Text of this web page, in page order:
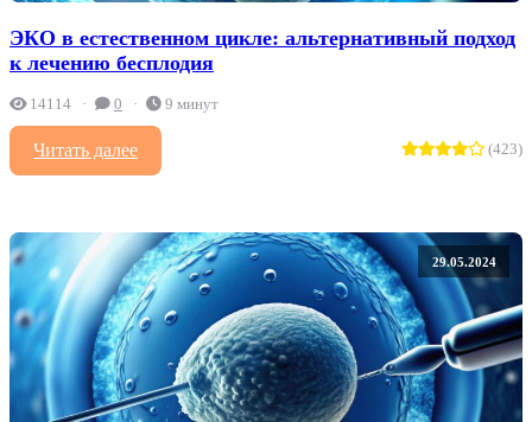
ЭКО в естественном цикле: альтернативный подход
к лечению бесплодия
14114 0 9 минут
Читать далее (423)
29.05.2024